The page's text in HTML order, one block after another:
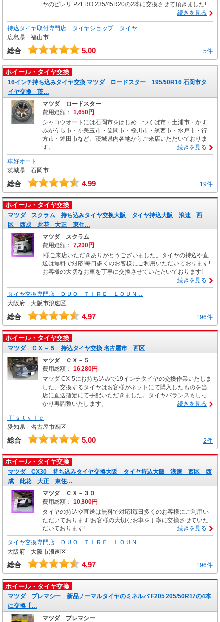
ヤのピレリ PZERO 235/45R20の2本に交換させて頂きました!
続きを見る
持込タイヤ取付専門店 タイヤショップ タイヤ…
広島県 福山市
総合 5.00 5件
ホイール・タイヤ交換
16インチ持ち込みタイヤ交換 マツダ ロードスター 195/50R16 石岡市タ
イヤ交換 茨…
マツダ ロードスター
費用総額： 1,650円
シャコウオートには石岡市をはじめ、つくば市・土浦市・かす
みがうら市・小美玉市・笠間市・桜川市・筑西市・水戸市・行
方市・鉾田市など、茨城県内各地からご来店いただいておりま
す。
続きを見る
車好オート
茨城県 石岡市
総合 4.99 19件
ホイール・タイヤ交換
マツダ スクラム 持ち込みタイヤ交換大阪 タイヤ持込大阪 浪速 西
区 西成 此花 大正 東住…
マツダ スクラム
費用総額： 7,200円
I様ご来店いただきありがとうございました。タイヤの持込や直
送は無料で対応!毎日多くのお客様にご利用いただいております!
お客様の大切なお車を丁寧に交換させていただいております!
続きを見る
タイヤ交換専門店 ＤＵＯ ＴＩＲＥ ＬＯＵＮ…
大阪府 大阪市浪速区
総合 4.97 196件
ホイール・タイヤ交換
マツダ ＣＸ－５ 持込タイヤ交換 名古屋市 西区
マツダ ＣＸ－５
費用総額： 16,280円
マツダ CX-5にお持ち込みで19インチタイヤの交換作業いたしま
した。交換するタイヤはお客様がネットにて購入したものを当
店に直送指定にて手配いただきました。タイヤバランスもしっ
かり再調整いたします。
続きを見る
Ｔ’ｓｔｙｌｅ
愛知県 名古屋市西区
総合 5.00 2件
ホイール・タイヤ交換
マツダ CX30 持ち込みタイヤ交換大阪 タイヤ持込大阪 浪速 西区 西
成 此花 大正 東住…
マツダ ＣＸ－３０
費用総額： 10,800円
タイヤの持込や直送は無料で対応!毎日多くのお客様にご利用い
ただいております!お客様の大切なお車を丁寧に交換させていた
だいております!
続きを見る
タイヤ交換専門店 ＤＵＯ ＴＩＲＥ ＬＯＵＮ…
大阪府 大阪市浪速区
総合 4.97 196件
ホイール・タイヤ交換
マツダ プレマシー 新品ノーマルタイヤのミネルバ F205 205/50R17の4本
に交換【…
マツダ プレマシー